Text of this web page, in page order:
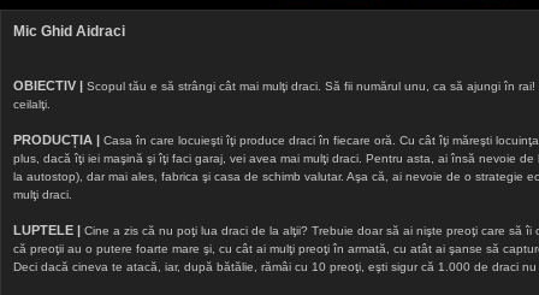
Mic Ghid Aidraci
OBIECTIV | Scopul tău e să strângi cât mai mulţi draci. Să fii numărul unu, ca să ajungi în
ceilalţi.
PRODUCȚIA | Casa în care locuieşti îţi produce draci în fiecare oră. Cu cât îţi măreşti
plus, dacă îţi iei maşină şi îţi faci garaj, vei avea mai mulţi draci. Pentru asta, ai însă nevoie
la autostop), dar mai ales, fabrica şi casa de schimb valutar. Aşa că, ai nevoie de o strategie
mulţi draci.
LUPTELE | Cine a zis că nu poţi lua draci de la alţii? Trebuie doar să ai nişte preoţi care să
că preoţii au o putere foarte mare şi, cu cât ai mulţi preoţi în armată, cu atât ai şanse să
Deci dacă cineva te atacă, iar, după bătălie, rămâi cu 10 preoţi, eşti sigur că 1.000 de draci